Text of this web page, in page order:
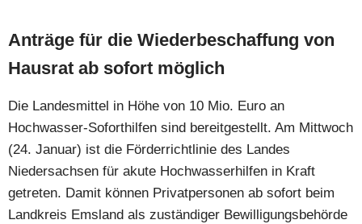
Anträge für die Wiederbeschaffung von
Hausrat ab sofort möglich
Die Landesmittel in Höhe von 10 Mio. Euro an
Hochwasser-Soforthilfen sind bereitgestellt. Am Mittwoch
(24. Januar) ist die Förderrichtlinie des Landes
Niedersachsen für akute Hochwasserhilfen in Kraft
getreten. Damit können Privatpersonen ab sofort beim
Landkreis Emsland als zuständiger Bewilligungsbehörde